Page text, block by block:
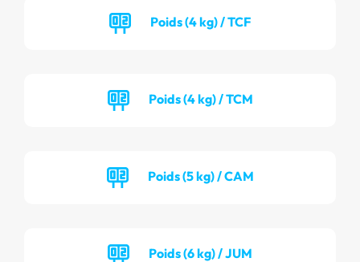
Poids (4 kg) / TCF
Poids (4 kg) / TCM
Poids (5 kg) / CAM
Poids (6 kg) / JUM